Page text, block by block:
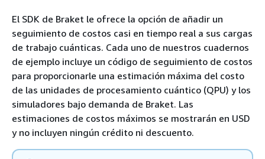
El SDK de Braket le ofrece la opción de añadir un
seguimiento de costos casi en tiempo real a sus cargas
de trabajo cuánticas. Cada uno de nuestros cuadernos
de ejemplo incluye un código de seguimiento de costos
para proporcionarle una estimación máxima del costo
de las unidades de procesamiento cuántico (QPU) y los
simuladores bajo demanda de Braket. Las
estimaciones de costos máximos se mostrarán en USD
y no incluyen ningún crédito ni descuento.